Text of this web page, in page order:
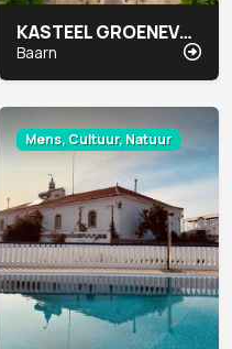
KASTEEL GROENEVELD
Baarn
Mens, Cultuur, Natuur